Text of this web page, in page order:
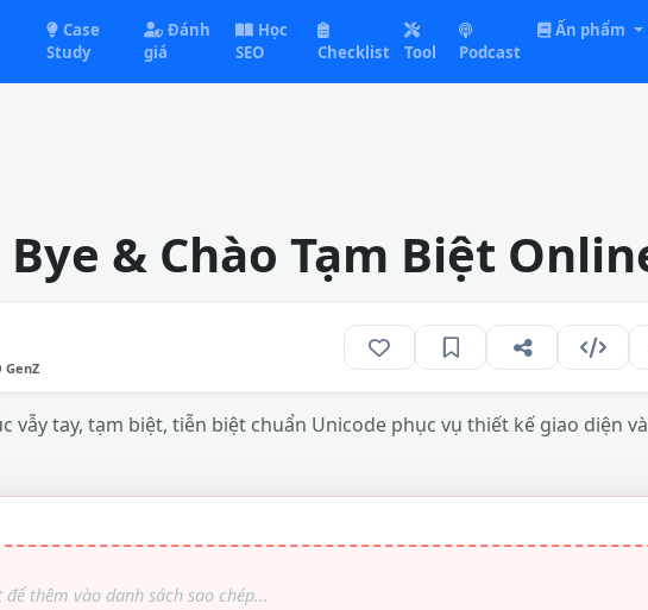
Case
Study
Đánh
giá
Học
SEO
Checklist Tool Podcast
Ấn phẩm
& Chào Tạm Biệt
vẫy tay, tạm biệt, tiễn biệt chuẩn Unicode phục vụ thiết kế giao diện